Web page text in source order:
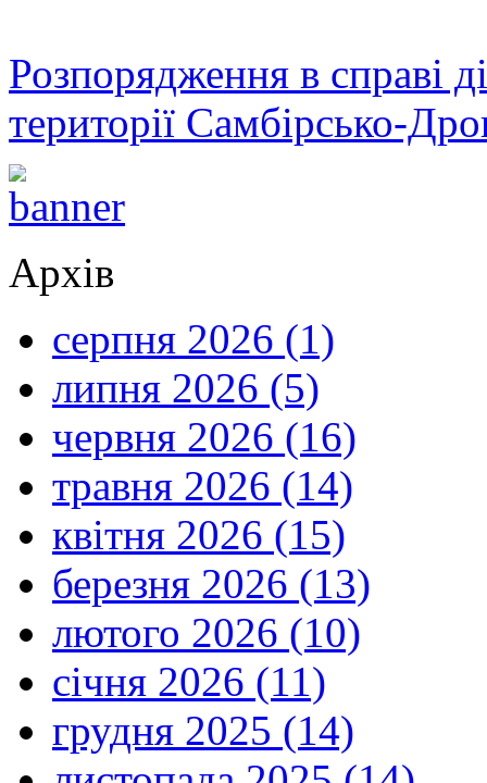
Розпорядження в справі
території Самбірсько-
Архів
серпня 2026 (1)
липня 2026 (5)
червня 2026 (16)
травня 2026 (14)
квітня 2026 (15)
березня 2026 (13)
лютого 2026 (10)
січня 2026 (11)
грудня 2025 (14)